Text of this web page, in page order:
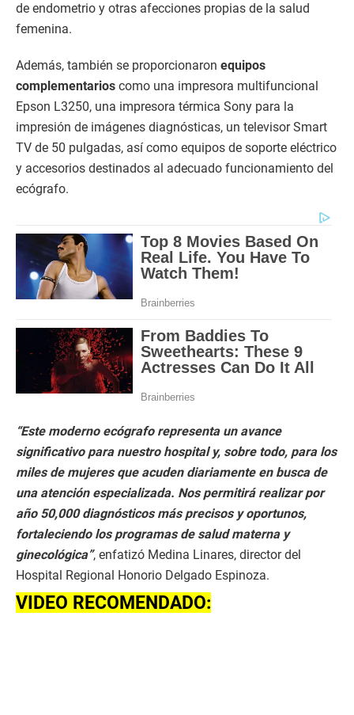
de endometrio y otras afecciones propias de la salud
femenina.
Además, también se proporcionaron equipos
complementarios como una impresora multifuncional
Epson L3250, una impresora térmica Sony para la
impresión de imágenes diagnósticas, un televisor Smart
TV de 50 pulgadas, así como equipos de soporte eléctrico
y accesorios destinados al adecuado funcionamiento del
ecógrafo.
“Este moderno ecógrafo representa un avance
significativo para nuestro hospital y, sobre todo, para los
miles de mujeres que acuden diariamente en busca de
una atención especializada. Nos permitirá realizar por
año 50,000 diagnósticos más precisos y oportunos,
fortaleciendo los programas de salud materna y
ginecológica”, enfatizó Medina Linares, director del
Hospital Regional Honorio Delgado Espinoza.
VIDEO RECOMENDADO: